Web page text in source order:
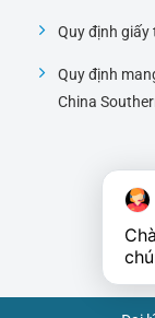
Quy định giấy
Quy định
China